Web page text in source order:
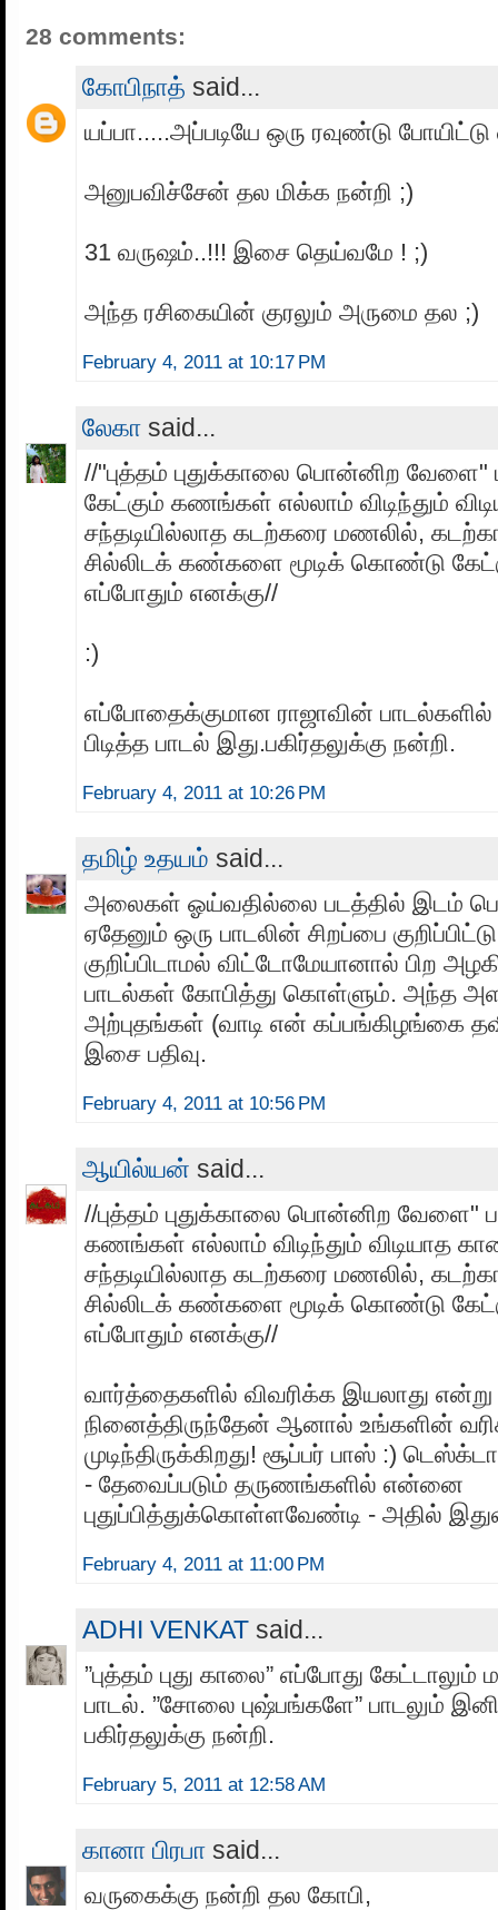
28 comments:
கோபிநாத் said...
யப்பா.....அப்படியே ஒரு ரவுண்டு
அனுபவிச்சேன் தல மிக்க நன்றி ;)
31 வருஷம்..!!! இசை தெய்வமே ! ;)
அந்த ரசிகையின் குரலும் அருமை தல ;)
February 4, 2011 at 10:17 PM
லேகா said...
//"புத்தம் புதுக்காலை பொன்னிற வேளை"
கேட்கும் கணங்கள் எல்லாம் விடிந்தும்
சந்தடியில்லாத கடற்கரை மணலில்,
சில்லிடக் கண்களை மூடிக் கொண்டு
எப்போதும் எனக்கு//
:)
எப்போதைக்குமான ராஜாவின் பாடல்களில்
பிடித்த பாடல் இது.பகிர்தலுக்கு நன்றி.
February 4, 2011 at 10:26 PM
தமிழ் உதயம் said...
அலைகள் ஓய்வதில்லை படத்தில் இடம்
ஏதேனும் ஒரு பாடலின் சிறப்பை
குறிப்பிடாமல் விட்டோமேயானால் பிற
பாடல்கள் கோபித்து கொள்ளும். அந்த
அற்புதங்கள் (வாடி என் கப்பங்கிழங்கை
இசை பதிவு.
February 4, 2011 at 10:56 PM
ஆயில்யன் said...
//புத்தம் புதுக்காலை பொன்னிற வேளை"
கணங்கள் எல்லாம் விடிந்தும் விடியாத
சந்தடியில்லாத கடற்கரை மணலில்,
சில்லிடக் கண்களை மூடிக் கொண்டு
எப்போதும் எனக்கு//
வார்த்தைகளில் விவரிக்க இயலாது என்று
நினைத்திருந்தேன் ஆனால் உங்களின்
முடிந்திருக்கிறது! சூப்பர் பாஸ் :)
- தேவைப்படும் தருணங்களில் என்னை
புதுப்பித்துக்கொள்ளவேண்டி - அதில்
February 4, 2011 at 11:00 PM
ADHI VENKAT said...
”புத்தம் புது காலை” எப்போது
பாடல். ”சோலை புஷ்பங்களே” பாடலும்
பகிர்தலுக்கு நன்றி.
February 5, 2011 at 12:58 AM
கானா பிரபா said...
வருகைக்கு நன்றி தல கோபி,